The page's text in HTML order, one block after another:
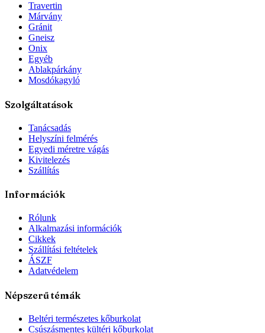
Travertin
Márvány
Gránit
Gneisz
Onix
Egyéb
Ablakpárkány
Mosdókagyló
Szolgáltatások
Tanácsadás
Helyszíni felmérés
Egyedi méretre vágás
Kivitelezés
Szállítás
Információk
Rólunk
Alkalmazási információk
Cikkek
Szállítási feltételek
ÁSZF
Adatvédelem
Népszerű témák
Beltéri természetes kőburkolat
Csúszásmentes kültéri kőburkolat